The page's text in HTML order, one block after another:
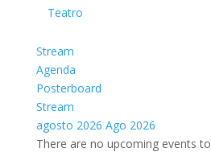
Teatro
Stream
Agenda
Posterboard
Stream
agosto 2026 Ago 2026
There are no upcoming events